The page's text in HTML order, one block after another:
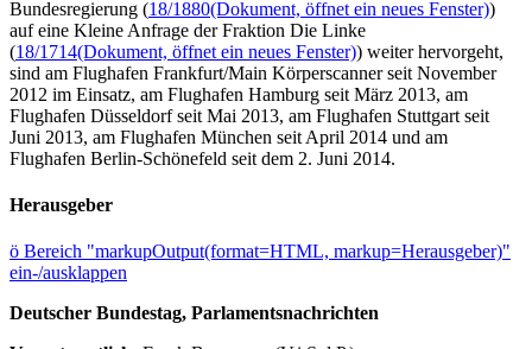
Bundesregierung (18/1880(Dokument, öffnet ein neues Fenster))
auf eine Kleine Anfrage der Fraktion Die Linke
(18/1714(Dokument, öffnet ein neues Fenster)) weiter hervorgeht,
sind am Flughafen Frankfurt/Main Körperscanner seit November
2012 im Einsatz, am Flughafen Hamburg seit März 2013, am
Flughafen Düsseldorf seit Mai 2013, am Flughafen Stuttgart seit
Juni 2013, am Flughafen München seit April 2014 und am
Flughafen Berlin-Schönefeld seit dem 2. Juni 2014.
Herausgeber
ö Bereich "markupOutput(format=HTML, markup=Herausgeber)"
ein-/ausklappen
Deutscher Bundestag, Parlamentsnachrichten